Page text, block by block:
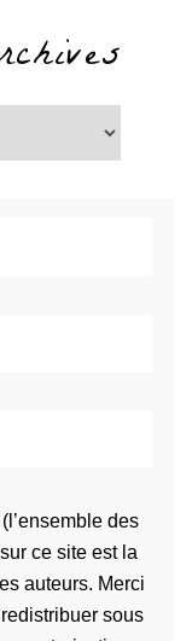
des
ce site est la
auteurs. Merci
sous